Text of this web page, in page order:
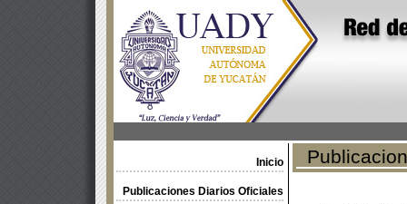
Inicio
Publicaciones Diarios Oficiales